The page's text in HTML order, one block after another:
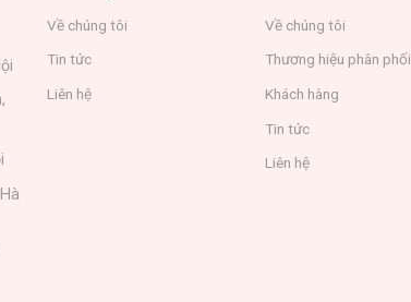
Về chúng tôi
Tin tức
Liên hệ
Về chúng tôi
Thương hiệu phân phối
Khách hàng
Tin tức
Liên hệ